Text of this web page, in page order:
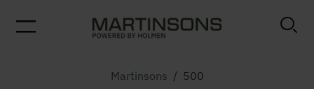
Martinsons / 500